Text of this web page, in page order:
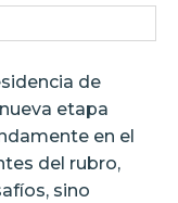
de
etapa
en el
del rubro,
sino